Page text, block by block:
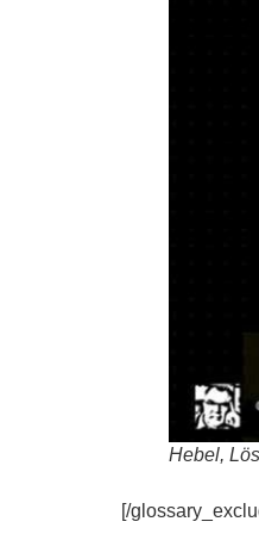
Hebel,
[/